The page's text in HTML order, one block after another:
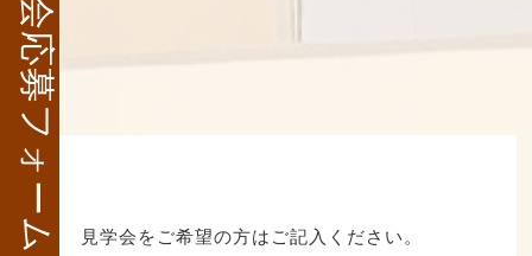
見学会応募フォーム
見学会をご希望の方はご記入ください。